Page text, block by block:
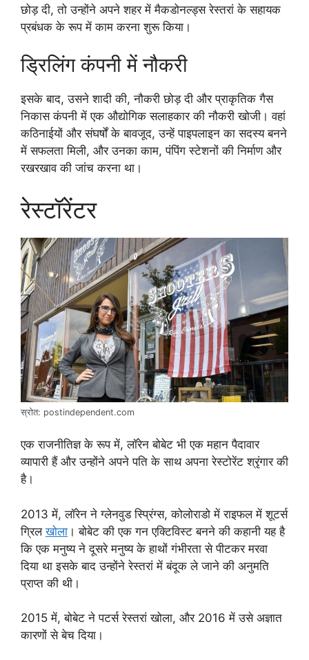
छोड़ दी, तो उन्होंने अपने शहर में मैकडोनल्ड्स रेस्तरां के सहायक
प्रबंधक के रूप में काम करना शुरू किया।
ड्रिलिंग कंपनी में नौकरी
इसके बाद, उसने शादी की, नौकरी छोड़ दी और प्राकृतिक गैस
निकास कंपनी में एक औद्योगिक सलाहकार की नौकरी खोजी। वहां
कठिनाईयों और संघर्षों के बावजूद, उन्हें पाइपलाइन का सदस्य बनने
में सफलता मिली, और उनका काम, पंपिंग स्टेशनों की निर्माण और
रखरखाव की जांच करना था।
रेस्टॉरेंटर
स्रोत: postindependent.com
एक राजनीतिज्ञ के रूप में, लॉरेन बोबेट भी एक महान पैदावार
व्यापारी हैं और उन्होंने अपने पति के साथ अपना रेस्टोरेंट श्रृंगार की
है।
2013 में, लॉरेन ने ग्लेनवुड स्प्रिंग्स, कोलोराडो में राइफल में शूटर्स
ग्रिलखोला । बोबेट की एक गन एक्टिविस्ट बनने की कहानी यह है
कि एक मनुष्य ने दूसरे मनुष्य के हाथों गंभीरता से पीटकर मरवा
दिया था इसके बाद उन्होंने रेस्तरां में बंदूक ले जाने की अनुमति
प्राप्त की थी।
2015 में, बोबेट ने पटर्स रेस्तरां खोला, और 2016 में उसे अज्ञात
कारणों से बेच दिया।